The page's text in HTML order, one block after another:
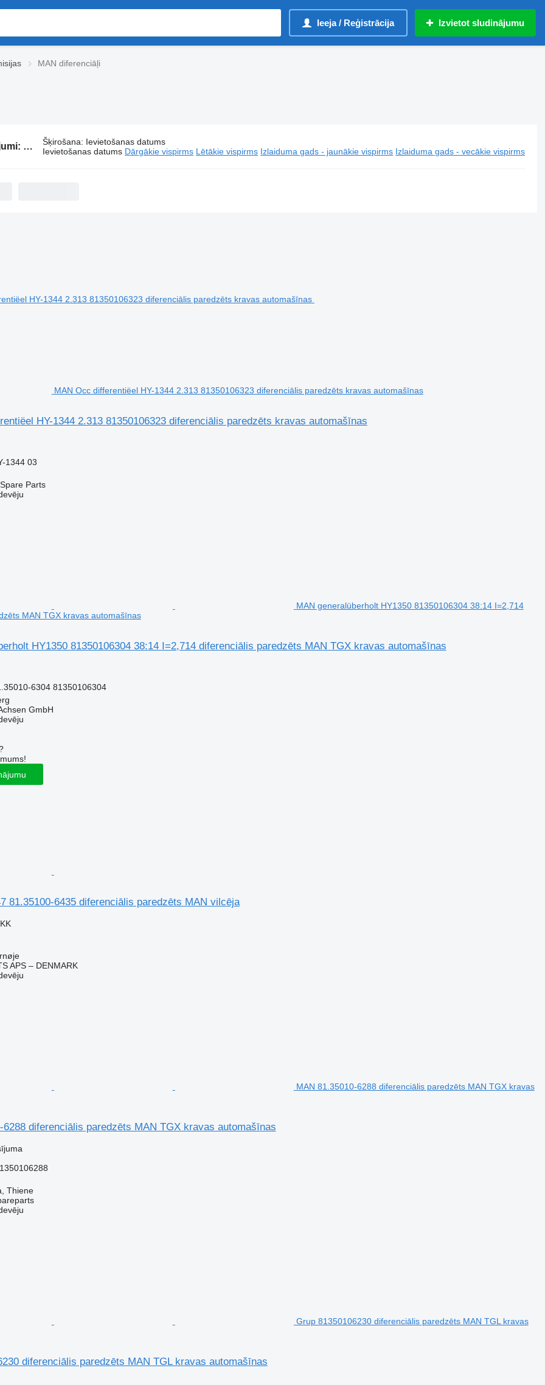
Ieeja / Reģistrācija Izvietot sludinājumu
MAN diferenciāļi
482 sludinājumi:
MAN diferenciāļi
Šķirošana: Ievietošanas datums
Ievietošanas datums Dārgākie vispirms Lētākie vispirms Izlaiduma gads - jaunākie vispirms Izlaiduma gads - vecākie vispirms
MAN Occ differentiëel HY-1344 2.313 81350106323 diferenciālis paredzēts kravas automašīnas
HY-1344 2.313 81350106323 diferenciālis paredzēts kravas automašīnas
1344 03
Parts
MAN generalüberholt HY1350 81350106304 38:14 I=2,714
MAN TGX kravas automašīnas
HY1350 81350106304 38:14 I=2,714 diferenciālis paredzēts MAN TGX kravas automašīnas
6304 81350106304
GmbH
81.35100-6435 diferenciālis paredzēts MAN vilcēja
APS – DENMARK
MAN 81.35010-6288 diferenciālis paredzēts MAN TGX kravas
6288 diferenciālis paredzēts MAN TGX kravas automašīnas
Thiene
Grup 81350106230 diferenciālis paredzēts MAN TGL kravas
diferenciālis paredzēts MAN TGL kravas automašīnas